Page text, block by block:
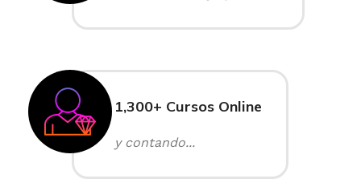
1,300+ Cursos Online
y contando...